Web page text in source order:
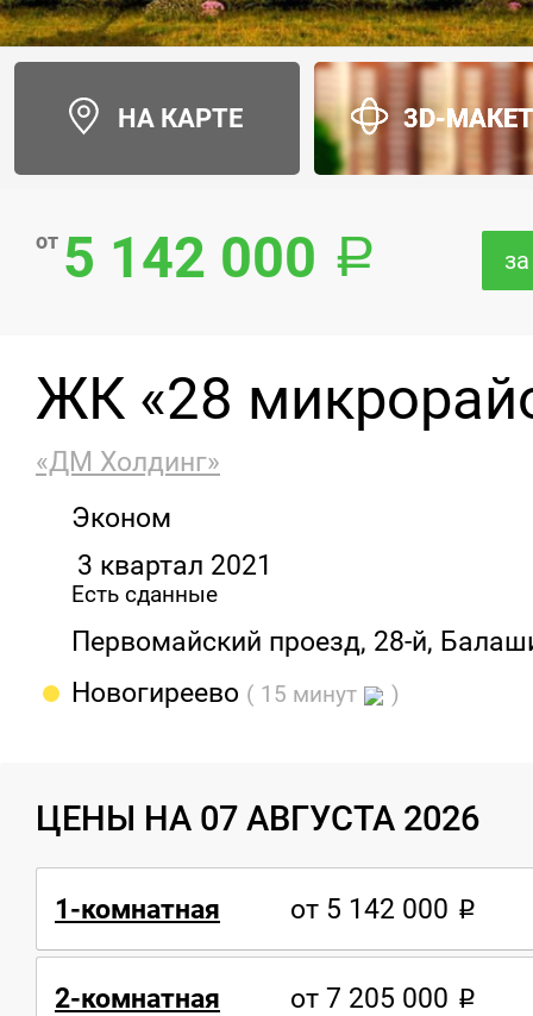
НА КАРТЕ 3D-
от 5 142 000
ЖК «28
«ДМ Холдинг»
Эконом
3 квартал 2021
Есть сданные
Первомайский проезд, 28-й,
Новогиреево ( 15 минут )
ЦЕНЫ НА 07 АВГУСТА 2026
1-комнатная от 5 142 000
2-комнатная от 7 205 000